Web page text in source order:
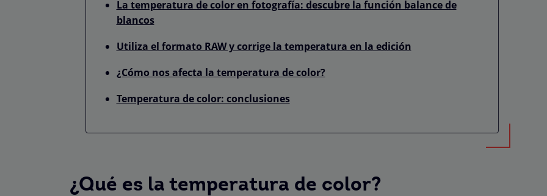
La temperatura de color en fotografía: descubre la función balance de
blancos
Utiliza el formato RAW y corrige la temperatura en la edición
¿Cómo nos afecta la temperatura de color?
Temperatura de color: conclusiones
¿Qué es la temperatura de color?